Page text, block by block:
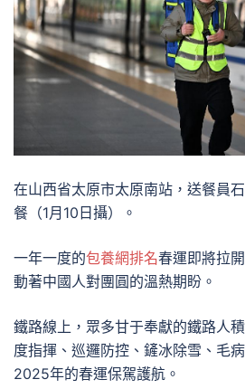
在山西省太原市太原南站，送餐員
餐（1月10日攝）。
一年一度的包養網排名春運即將拉
動著中國人對團圓的溫熱期盼。
鐵路線上，眾多甘于奉獻的鐵路人
度指揮、巡邏防控、鏟冰除雪、毛
2025年的春運保駕護航。